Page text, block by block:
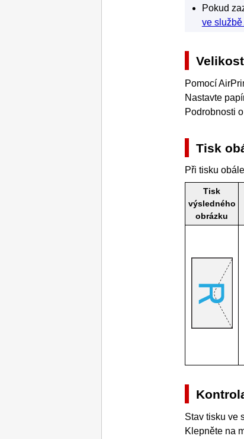
Pokud
ve
Pomocí
Nastavte
Podrobnosti
Tisk
Při tisku
Tisk
výsledného
obrázku
Stav tisku ve
Klepněte na